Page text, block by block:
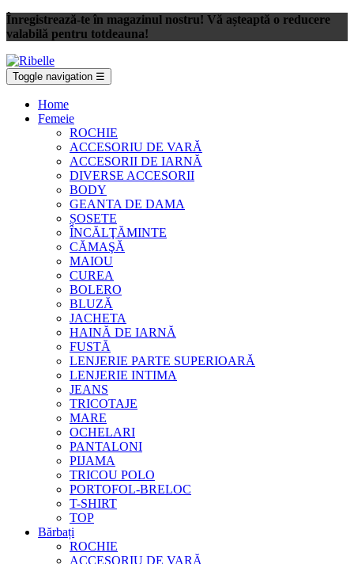
Înregistrează-te în magazinul nostru! Vă așteaptă o reducere
valabilă pentru totdeauna!
Toggle navigation ☰
Home
Femeie
ROCHIE
ACCESORIU DE VARĂ
ACCESORII DE IARNĂ
DIVERSE ACCESORII
BODY
GEANTA DE DAMA
ȘOSETE
ÎNCĂLŢĂMINTE
CĂMAŞĂ
MAIOU
CUREA
BOLERO
BLUZĂ
JACHETA
HAINĂ DE IARNĂ
FUSTĂ
LENJERIE PARTE SUPERIOARĂ
LENJERIE INTIMA
JEANS
TRICOTAJE
MARE
OCHELARI
PANTALONI
PIJAMA
TRICOU POLO
PORTOFOL-BRELOC
T-SHIRT
TOP
Bărbați
ROCHIE
ACCESORIU DE VARĂ